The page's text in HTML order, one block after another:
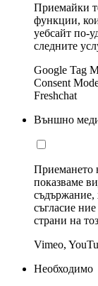
Приемайки
функции,
уебсайт по-
следните
Google Tag
Consent
Freshchat
Външно
Приемането
показваме
съдържание,
съгласие
страни на
Vimeo,
Необходимо